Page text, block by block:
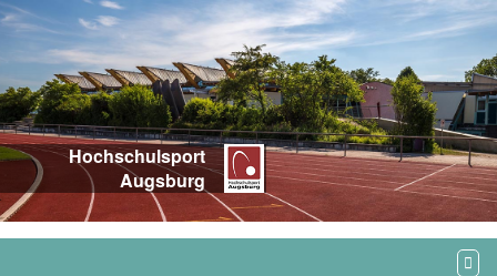
Hochschulsport
Augsburg